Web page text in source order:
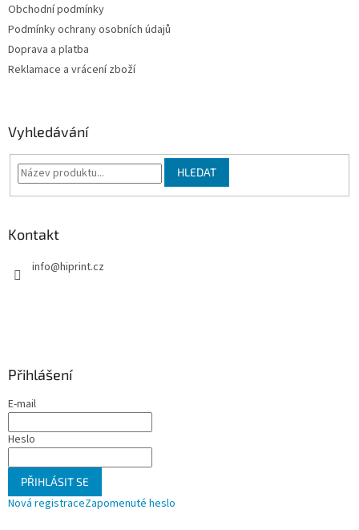
Obchodní podmínky
Podmínky ochrany osobních údajů
Doprava a platba
Reklamace a vrácení zboží
Vyhledávání
HLEDAT
Kontakt
info@hiprint.cz
Přihlášení
E-mail
Heslo
PŘIHLÁSIT SE
Nová registraceZapomenuté heslo